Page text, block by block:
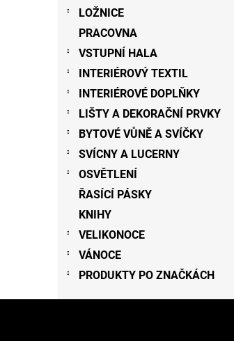
LOŽNICE
PRACOVNA
VSTUPNÍ HALA
INTERIÉROVÝ TEXTIL
INTERIÉROVÉ DOPLŇKY
LIŠTY A DEKORAČNÍ PRVKY
BYTOVÉ VŮNĚ A SVÍČKY
SVÍCNY A LUCERNY
OSVĚTLENÍ
ŘASÍCÍ PÁSKY
KNIHY
VELIKONOCE
VÁNOCE
PRODUKTY PO ZNAČKÁCH